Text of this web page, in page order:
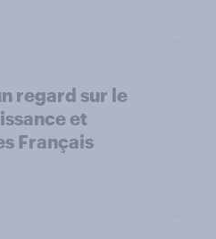
regard sur le
et
Français